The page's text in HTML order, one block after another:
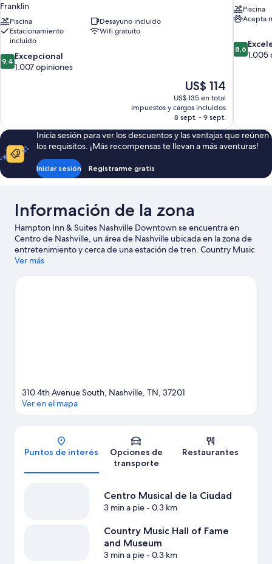
Franklin
Piscina
Desayuno incluido
Estacionamiento
incluido
Wifi gratuito
9.4
de
9,4 Excepcional
1.007 opiniones
El
precio
actual
es
de
US$ 114
US$ 114
US$ 135 en total
impuestos y cargos incluidos
8 sept. - 9 sept.
Piscina
Acepta
8.6
de
8,6
1.005
Inicia sesión para ver los descuentos y las ventajas que reúnen
los requisitos. ¡Más recompensas te llevan a más aventuras!
Iniciar sesión Registrarme gratis
Información de la zona
Hampton Inn & Suites Nashville Downtown se encuentra en
Centro de Nashville, un área de Nashville ubicada en la zona de
entretenimiento y cerca de una estación de tren. Country Music
Hall of Fame and Museum y Anfiteatro Ascend son lugares
pueden visitar Calle comercial Broadway. ¿Quieres asistir a un
Ver más
Mapa
310 4th Avenue South, Nashville, TN, 37201
Ver en el mapa
Puntos de interés
Opciones de
transporte
Restaurantes
Centro Musical de la Ciudad
3 min a pie- 0.3 km
Country Music Hall of Fame
and Museum
3 min a pie- 0.3 km